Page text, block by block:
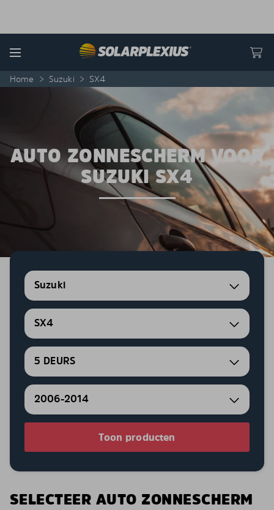
Menu
Home > Suzuki > SX4
AUTO ZONNESCHERM VOOR
SUZUKI SX4
Suzuki
SX4
5 DEURS
2006-2014
Toon producten
SELECTEER AUTO ZONNESCHERM